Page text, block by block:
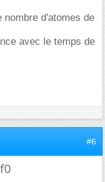
d'atomes de
avec le temps de
#6